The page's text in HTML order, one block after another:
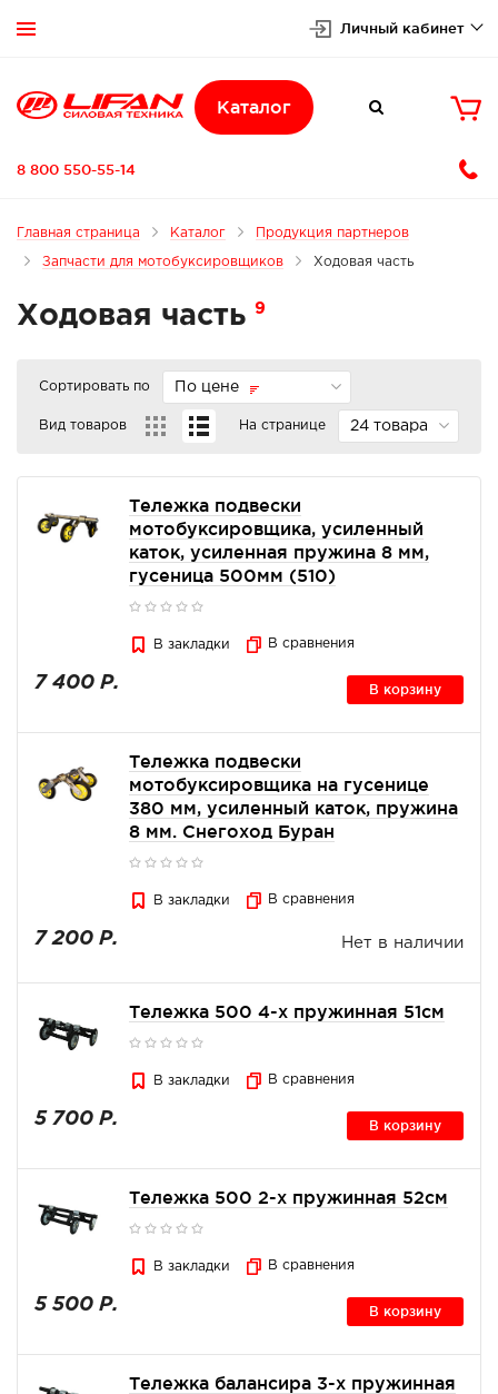
 Личный кабинет
Каталог  
8 800 550-55-14
Главная страница Каталог Продукция партнеров
Запчасти для мотобуксировщиков Ходовая часть
Ходовая часть 9
Сортировать по По цене
Вид товаров На странице 24 товара
Тележка подвески
мотобуксировщика, усиленный
каток, усиленная пружина 8 мм,
гусеница 500мм (510)
В закладки В сравнения
7 400 Р. В корзину
Тележка подвески
мотобуксировщика на гусенице
380 мм, усиленный каток, пружина
8 мм. Снегоход Буран
В закладки В сравнения
7 200 Р. Нет в наличии
Тележка 500 4-х пружинная 51см
В закладки В сравнения
5 700 Р. В корзину
Тележка 500 2-х пружинная 52см
В закладки В сравнения
5 500 Р. В корзину
Тележка балансира 3-х пружинная